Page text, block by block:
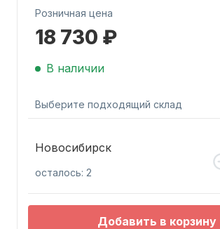
Запчасти для ПЛМ
Розничная цена
18 730 ₽
В наличии
Выберите подходящий склад
Новосибирск
осталось: 2
Добавить в корзину